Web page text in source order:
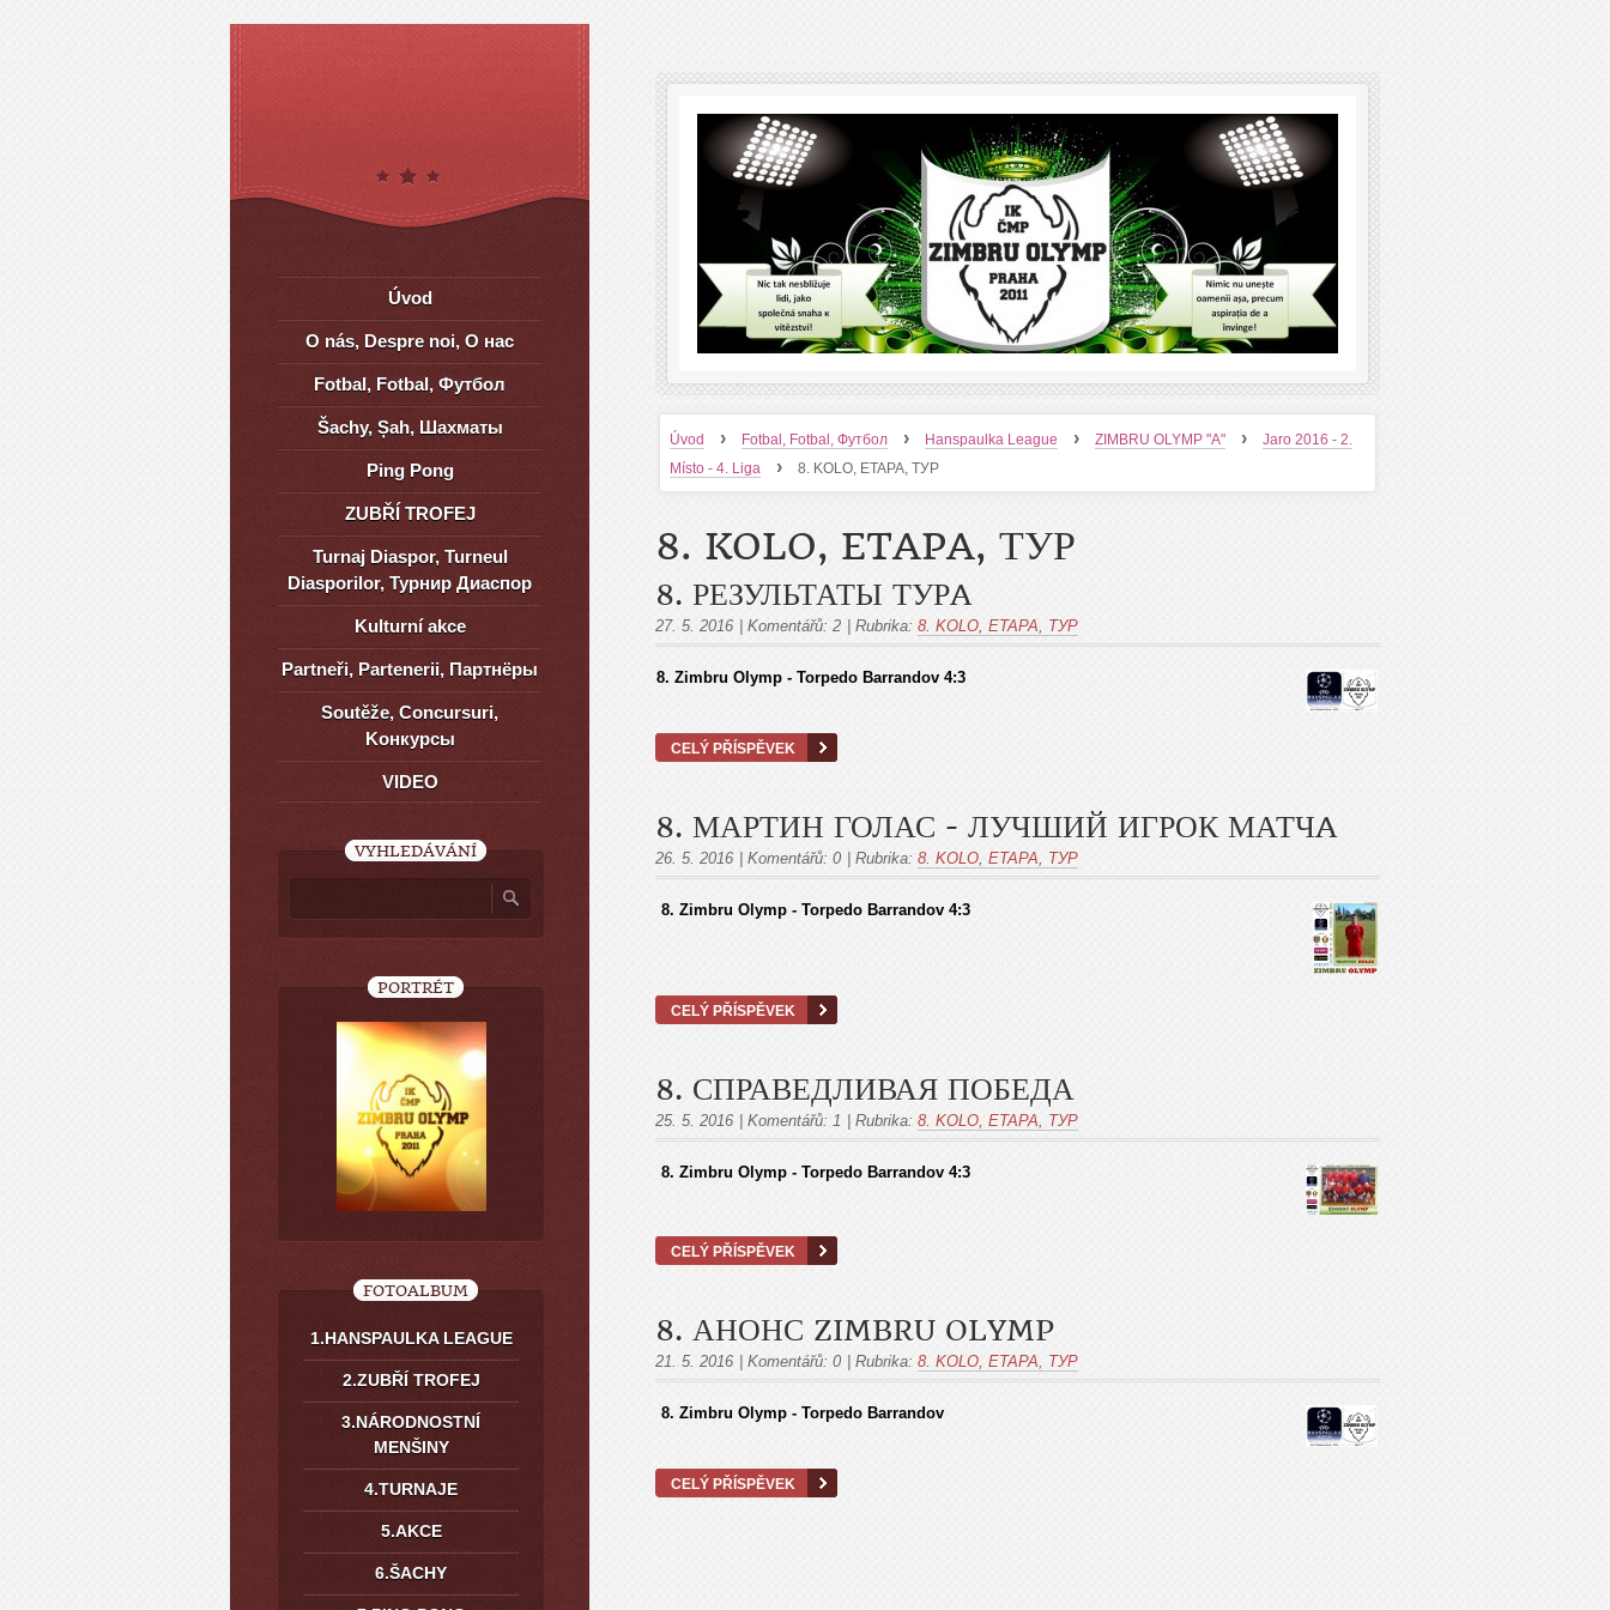
Úvod › Fotbal, Fotbal, Футбол › Hanspaulka League › ZIMBRU OLYMP "A" ›
Jaro 2016 - 2.
Místo - 4. Liga
› 8. KOLO, ETAPA, ТУР
8. KOLO, ETAPA, ТУР
8. РЕЗУЛЬТАТЫ ТУРA
27. 5. 2016 Komentářů: 2 Rubrika: 8. KOLO, ETAPA, ТУР
8. Zimbru Olymp - Torpedo Barrandov 4:3
CELÝ PŘÍSPĚVEK
8. МАРТИН ГОЛАС - ЛУЧШИЙ ИГРОК МАТЧA
26. 5. 2016 Komentářů: 0 Rubrika: 8. KOLO, ETAPA, ТУР
8. Zimbru Olymp - Torpedo Barrandov 4:3
CELÝ PŘÍSPĚVEK
8. СПРАВЕДЛИВАЯ ПОБЕДА
25. 5. 2016 Komentářů: 1 Rubrika: 8. KOLO, ETAPA, ТУР
8. Zimbru Olymp - Torpedo Barrandov 4:3
CELÝ PŘÍSPĚVEK
8. АНОНС ZIMBRU OLYMP
21. 5. 2016 Komentářů: 0 Rubrika: 8. KOLO, ETAPA, ТУР
8. Zimbru Olymp - Torpedo Barrandov
CELÝ PŘÍSPĚVEK
Úvod
O nás, Despre noi, О нас
Fotbal, Fotbal, Футбол
Šachy, Șah, Шахматы
Ping Pong
ZUBŘÍ TROFEJ
Turnaj Diaspor, Turneul
Diasporilor, Турнир Диаспор
Kulturní akce
Partneři, Partenerii, Партнёры
Soutěže, Concursuri,
Kонкурсы
VIDEO
VYHLEDÁVÁNÍ
PORTRÉT
FOTOALBUM
1.HANSPAULKA LEAGUE
2.ZUBŘÍ TROFEJ
3.NÁRODNOSTNÍ
MENŠINY
4.TURNAJE
5.AKCE
6.ŠACHY